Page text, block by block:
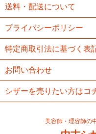
送料・配送について
プライバシーポリシー
特定商取引法に基づく表
お問い合わせ
シザーを売りたい方はコ
美容師・理容師の